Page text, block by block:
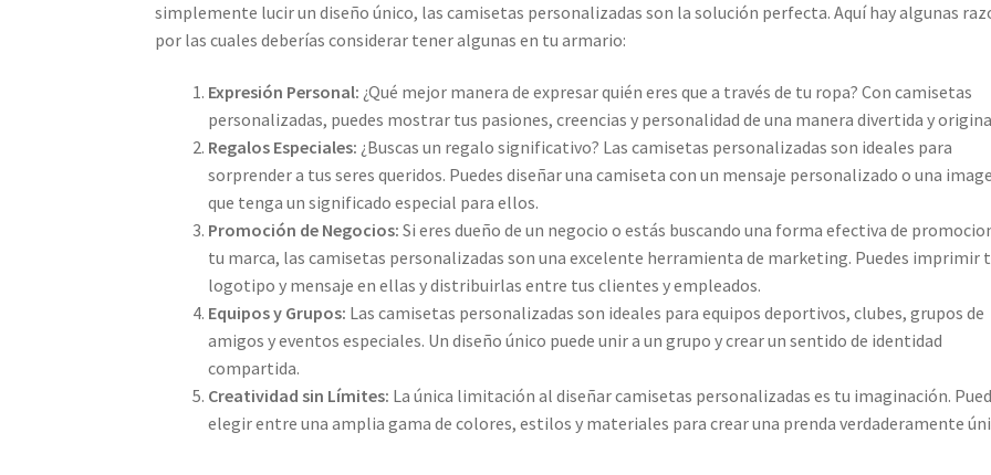
simplemente lucir un diseño único, las camisetas personalizadas son la solución perfecta. Aquí hay algunas
por las cuales deberías considerar tener algunas en tu armario:
Expresión Personal: ¿Qué mejor manera de expresar quién eres que a través de tu ropa? Con camisetas
personalizadas, puedes mostrar tus pasiones, creencias y personalidad de una manera divertida y
Regalos Especiales: ¿Buscas un regalo significativo? Las camisetas personalizadas son ideales para
sorprender a tus seres queridos. Puedes diseñar una camiseta con un mensaje personalizado o una
que tenga un significado especial para ellos.
Promoción de Negocios: Si eres dueño de un negocio o estás buscando una forma efectiva de
tu marca, las camisetas personalizadas son una excelente herramienta de marketing. Puedes imprimir
logotipo y mensaje en ellas y distribuirlas entre tus clientes y empleados.
Equipos y Grupos: Las camisetas personalizadas son ideales para equipos deportivos, clubes, grupos de
amigos y eventos especiales. Un diseño único puede unir a un grupo y crear un sentido de identidad
compartida.
Creatividad sin Límites: La única limitación al diseñar camisetas personalizadas es tu imaginación.
elegir entre una amplia gama de colores, estilos y materiales para crear una prenda verdaderamente